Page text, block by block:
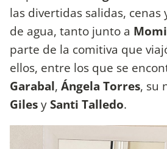
las divertidas salidas, cenas
de agua, tanto junto a
parte de la comitiva que
ellos, entre los que se
Garabal, Ángela Torres, su
GilesySanti Talledo.